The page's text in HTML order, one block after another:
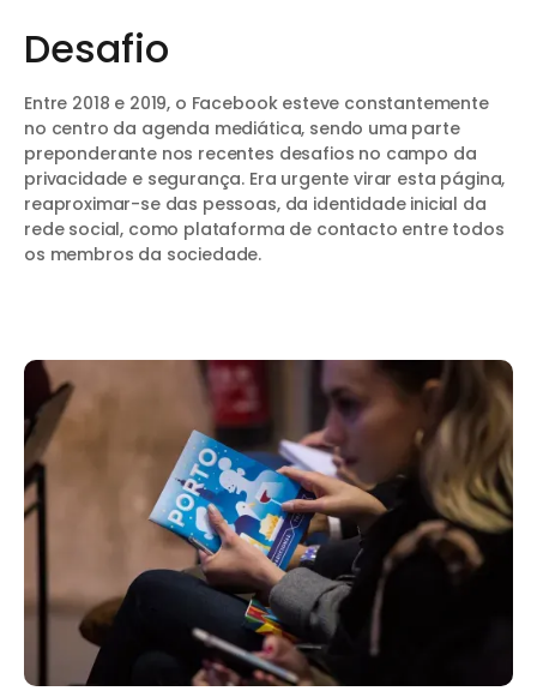
Desafio
Entre 2018 e 2019, o Facebook esteve constantemente
no centro da agenda mediática, sendo uma parte
preponderante nos recentes desafios no campo da
privacidade e segurança. Era urgente virar esta página,
reaproximar-se das pessoas, da identidade inicial da
rede social, como plataforma de contacto entre todos
os membros da sociedade.